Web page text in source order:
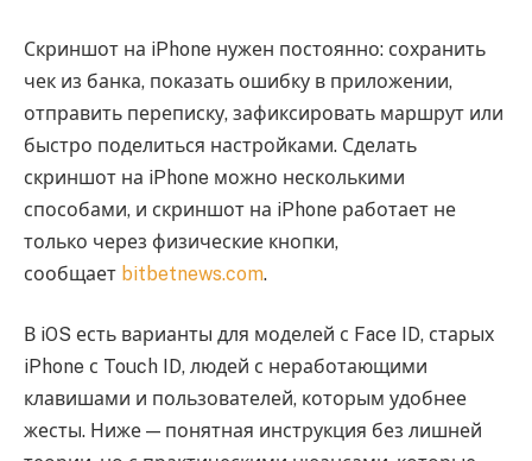
Скриншот на iPhone нужен постоянно: сохранить
чек из банка, показать ошибку в приложении,
отправить переписку, зафиксировать маршрут или
быстро поделиться настройками. Сделать
скриншот на iPhone можно несколькими
способами, и скриншот на iPhone работает не
только через физические кнопки,
сообщает bitbetnews.com.
В iOS есть варианты для моделей с Face ID, старых
iPhone с Touch ID, людей с неработающими
клавишами и пользователей, которым удобнее
жесты. Ниже — понятная инструкция без лишней